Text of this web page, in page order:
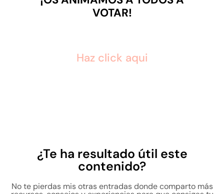
VOTAR!
Haz click aqui
¿Te ha resultado útil este
contenido?
No te pierdas mis otras entradas donde comparto más